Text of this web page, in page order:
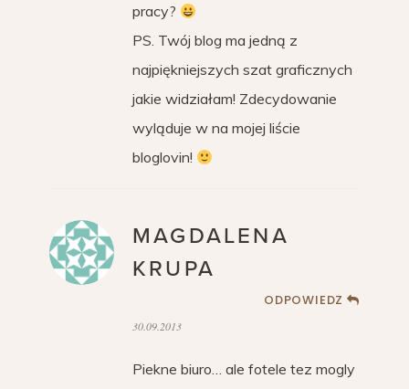
pracy?
PS. Twój blog ma jedną z
najpiękniejszych szat graficznych
jakie widziałam! Zdecydowanie
wyląduje w na mojej liście
bloglovin!
MAGDALENA
KRUPA
ODPOWIEDZ
30.09.2013
Piekne biuro… ale fotele tez mogly